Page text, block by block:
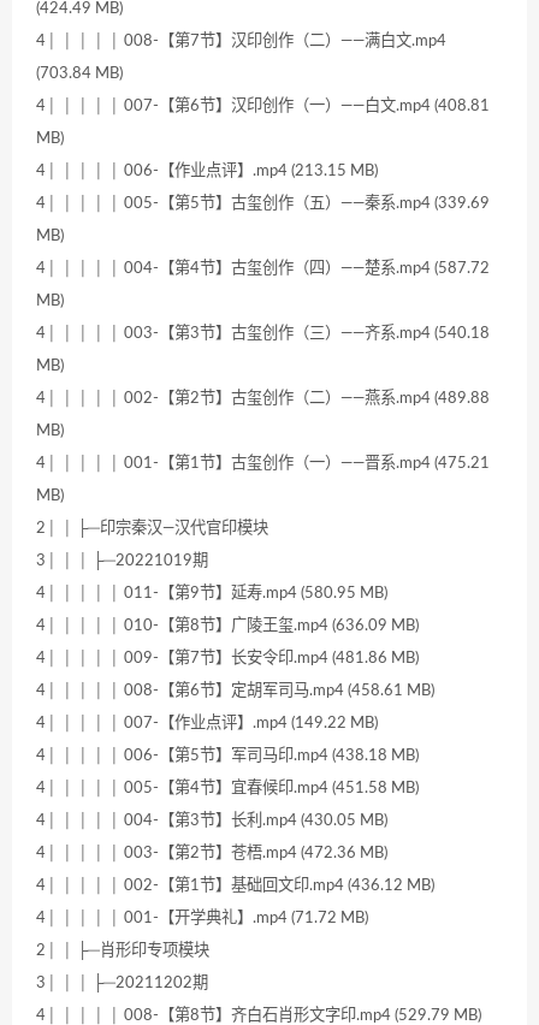
(424.49 MB)
4│ │ │ │ │ 008-【第7节】汉印创作（二）——满白文.mp4
(703.84 MB)
4│ │ │ │ │ 007-【第6节】汉印创作（一）——白文.mp4 (408.81
MB)
4│ │ │ │ │ 006-【作业点评】.mp4 (213.15 MB)
4│ │ │ │ │ 005-【第5节】古玺创作（五）——秦系.mp4 (339.69
MB)
4│ │ │ │ │ 004-【第4节】古玺创作（四）——楚系.mp4 (587.72
MB)
4│ │ │ │ │ 003-【第3节】古玺创作（三）——齐系.mp4 (540.18
MB)
4│ │ │ │ │ 002-【第2节】古玺创作（二）——燕系.mp4 (489.88
MB)
4│ │ │ │ │ 001-【第1节】古玺创作（一）——晋系.mp4 (475.21
MB)
2│ │ ├─印宗秦汉—汉代官印模块
3│ │ │ ├─20221019期
4│ │ │ │ │ 011-【第9节】延寿.mp4 (580.95 MB)
4│ │ │ │ │ 010-【第8节】广陵王玺.mp4 (636.09 MB)
4│ │ │ │ │ 009-【第7节】长安令印.mp4 (481.86 MB)
4│ │ │ │ │ 008-【第6节】定胡军司马.mp4 (458.61 MB)
4│ │ │ │ │ 007-【作业点评】.mp4 (149.22 MB)
4│ │ │ │ │ 006-【第5节】军司马印.mp4 (438.18 MB)
4│ │ │ │ │ 005-【第4节】宜春候印.mp4 (451.58 MB)
4│ │ │ │ │ 004-【第3节】长利.mp4 (430.05 MB)
4│ │ │ │ │ 003-【第2节】苍梧.mp4 (472.36 MB)
4│ │ │ │ │ 002-【第1节】基础回文印.mp4 (436.12 MB)
4│ │ │ │ │ 001-【开学典礼】.mp4 (71.72 MB)
2│ │ ├─肖形印专项模块
3│ │ │ ├─20211202期
4│ │ │ │ │ 008-【第8节】齐白石肖形文字印.mp4 (529.79 MB)